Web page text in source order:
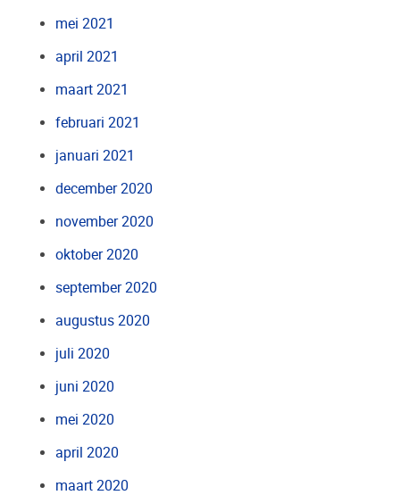
mei 2021
april 2021
maart 2021
februari 2021
januari 2021
december 2020
november 2020
oktober 2020
september 2020
augustus 2020
juli 2020
juni 2020
mei 2020
april 2020
maart 2020